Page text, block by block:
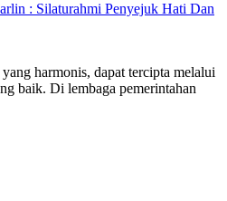
: Silaturahmi Penyejuk Hati Dan
harmonis, dapat tercipta melalui
baik. Di lembaga pemerintahan